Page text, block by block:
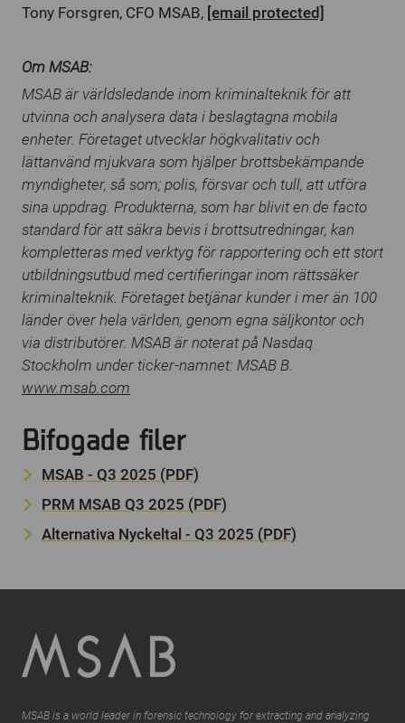
Tony Forsgren, CFO MSAB, [email protected]
Om MSAB:
MSAB är världsledande inom kriminalteknik för att
utvinna och analysera data i beslagtagna mobila
enheter. Företaget utvecklar högkvalitativ och
lättanvänd mjukvara som hjälper brottsbekämpande
myndigheter, så som; polis, försvar och tull, att utföra
sina uppdrag. Produkterna, som har blivit en de facto
standard för att säkra bevis i brottsutredningar, kan
kompletteras med verktyg för rapportering och ett stort
utbildningsutbud med certifieringar inom rättssäker
kriminalteknik. Företaget betjänar kunder i mer än 100
länder över hela världen, genom egna säljkontor och
via distributörer. MSAB är noterat på Nasdaq
Stockholm under ticker-namnet: MSAB B.
www.msab.com
Bifogade filer
MSAB - Q3 2025 (PDF)
PRM MSAB Q3 2025 (PDF)
Alternativa Nyckeltal - Q3 2025 (PDF)
MSAB is a world leader in forensic technology for extracting and analyzing